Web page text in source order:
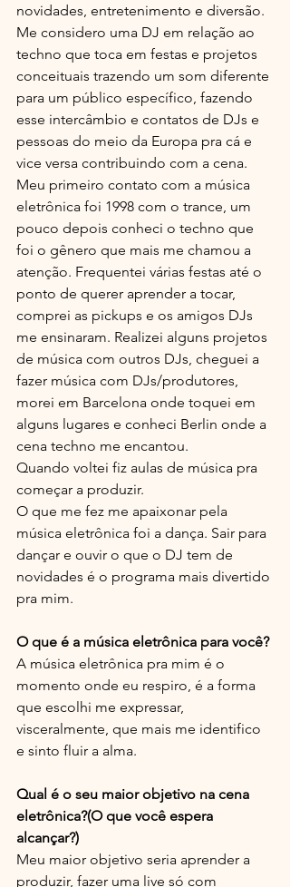
novidades, entretenimento e diversão.
Me considero uma DJ em relação ao
techno que toca em festas e projetos
conceituais trazendo um som diferente
para um público específico, fazendo
esse intercâmbio e contatos de DJs e
pessoas do meio da Europa pra cá e
vice versa contribuindo com a cena.
Meu primeiro contato com a música
eletrônica foi 1998 com o trance, um
pouco depois conheci o techno que
foi o gênero que mais me chamou a
atenção. Frequentei várias festas até o
ponto de querer aprender a tocar,
comprei as pickups e os amigos DJs
me ensinaram. Realizei alguns projetos
de música com outros DJs, cheguei a
fazer música com DJs/produtores,
morei em Barcelona onde toquei em
alguns lugares e conheci Berlin onde a
cena techno me encantou.
Quando voltei fiz aulas de música pra
começar a produzir.
O que me fez me apaixonar pela
música eletrônica foi a dança. Sair para
dançar e ouvir o que o DJ tem de
novidades é o programa mais divertido
pra mim.
O que é a música eletrônica para você?
A música eletrônica pra mim é o
momento onde eu respiro, é a forma
que escolhi me expressar,
visceralmente, que mais me identifico
e sinto fluir a alma.
Qual é o seu maior objetivo na cena
eletrônica?(O que você espera
alcançar?)
Meu maior objetivo seria aprender a
produzir, fazer uma live só com